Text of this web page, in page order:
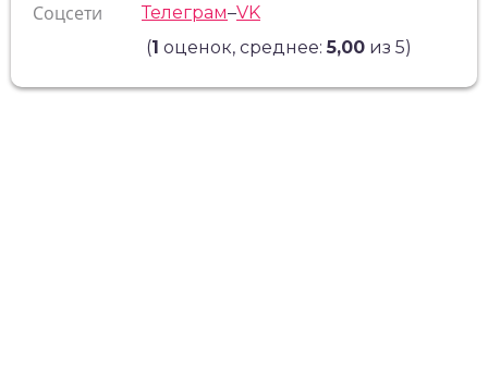
Соцсети Телеграм–VK
(1 оценок, среднее:5,00 из 5)